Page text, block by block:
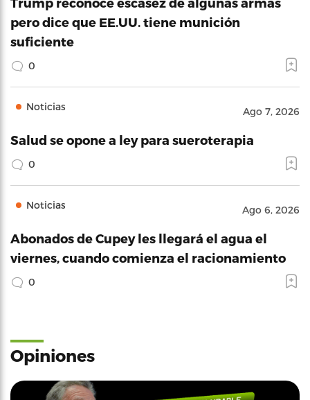
pero dice que EE.UU. tiene munición
suficiente
0
Noticias Ago 7, 2026
Salud se opone a ley para sueroterapia
0
Noticias Ago 6, 2026
Abonados de Cupey les llegará el agua el
viernes, cuando comienza el racionamiento
0
Opiniones